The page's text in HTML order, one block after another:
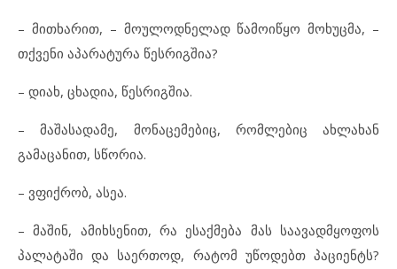
– მითხარით, – მოულოდნელად წამოიწყო მოხუცმა, –
თქვენი აპარატურა წესრიგშია?
– დიახ, ცხადია, წესრიგშია.
– მაშასადამე, მონაცემებიც, რომლებიც ახლახან
გამაცანით, სწორია.
– ვფიქრობ, ასეა.
– მაშინ, ამიხსენით, რა ესაქმება მას საავადმყოფოს
პალატაში და საერთოდ, რატომ უწოდებთ პაციენტს?